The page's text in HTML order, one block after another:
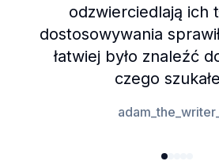
odzwierciedlają ich
dostosowywania
łatwiej było znaleźć
czego